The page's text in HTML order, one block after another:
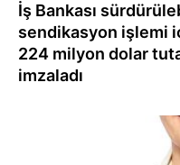
İş Bankası
sendikasyon işlemi
224 milyon dolar
imzaladı